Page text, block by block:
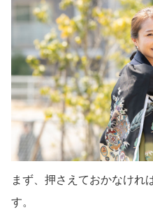
まず、押さえておかなけれ
す。